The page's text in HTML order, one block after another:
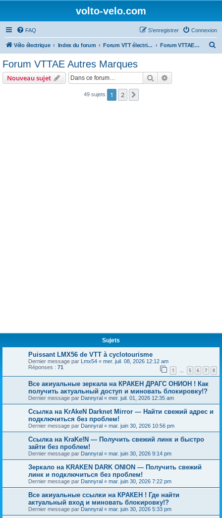
volto-velo.com
FAQ Connexion
S’enregistrer
Vélo électrique Index du forum Forum VTT électrique par marques (Giant, Lapierre, Specialized...) Forum VTTAE Autres Marques
Forum VTTAE Autres Marques
Nouveau sujet Rechercher
49 sujets 1 2
Sujets
Puissant LMX56 de VTT à cyclotourisme
Dernier message par Lmx54 « mer. juil. 08, 2026 12:12 am
Réponses : 71 1 … 5 6 7 8
Все акиуальные зеркала на КРАКЕН ДРАГС ОНИОН ! Как
получить актуальный доступ и миновать блокировку!?
Dernier message par Dannyral « mer. juil. 01, 2026 12:35 am
Ссылка на KrAkeN Darknet Mirror — Найти свежий адрес и
подключиться без проблем!
Dernier message par Dannyral « mar. juin 30, 2026 10:56 pm
Ссылка на KraKe!N — Получить свежий линк и быстро
зайти без проблем!
Dernier message par Dannyral « mar. juin 30, 2026 9:14 pm
Зеркало на KRAKEN DARK ONION — Получить свежий
линк и подключиться без проблем!
Dernier message par Dannyral « mar. juin 30, 2026 7:22 pm
Все акиуальные ссылки на КРАКЕН ! Где найти
актуальный вход и миновать блокировку!?
Dernier message par Dannyral « mar. juin 30, 2026 5:33 pm